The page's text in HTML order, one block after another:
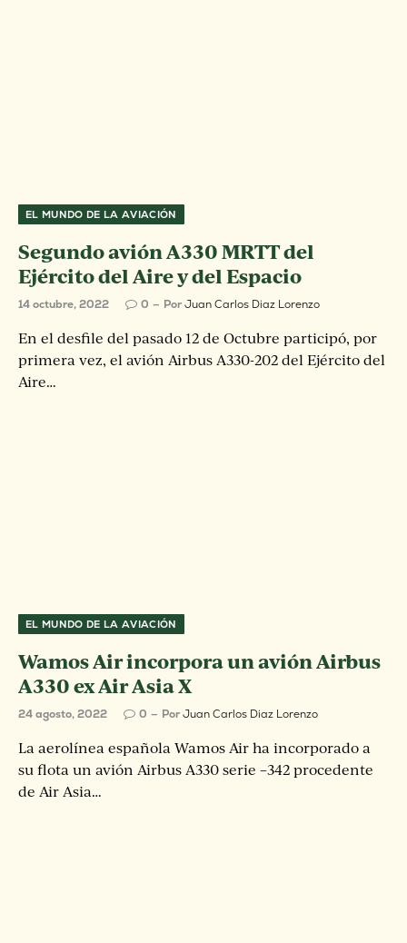
EL MUNDO DE LA AVIACIÓN
Segundo avión A330 MRTT del
Ejército del Aire y del Espacio
14 octubre, 2022 0 PorJuan Carlos Diaz Lorenzo
En el desfile del pasado 12 de Octubre participó, por
primera vez, el avión Airbus A330-202 del Ejército del
Aire…
EL MUNDO DE LA AVIACIÓN
Wamos Air incorpora un avión Airbus
A330 ex Air Asia X
24 agosto, 2022 0 PorJuan Carlos Diaz Lorenzo
La aerolínea española Wamos Air ha incorporado a
su flota un avión Airbus A330 serie –342 procedente
de Air Asia…